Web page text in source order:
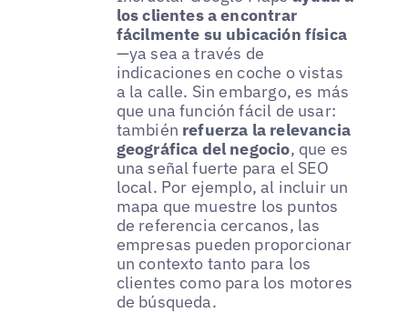
los clientes a encontrar
fácilmente su ubicación física
—ya sea a través de
indicaciones en coche o vistas
a la calle. Sin embargo, es más
que una función fácil de usar:
también refuerza la relevancia
geográfica del negocio, que es
una señal fuerte para el SEO
local. Por ejemplo, al incluir un
mapa que muestre los puntos
de referencia cercanos, las
empresas pueden proporcionar
un contexto tanto para los
clientes como para los motores
de búsqueda.